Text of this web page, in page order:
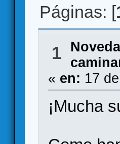
Páginas: [
1
« en: 17
¡Mucha